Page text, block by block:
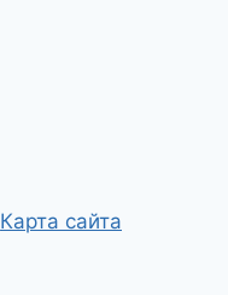
Карта сайта